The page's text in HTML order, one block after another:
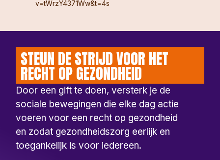
v=tWrzY4371Ww&t=4s
STEUN DE STRIJD VOOR HET
RECHT OP GEZONDHEID
Door een gift te doen, versterk je de
sociale bewegingen die elke dag actie
voeren voor een recht op gezondheid
en zodat gezondheidszorg eerlijk en
toegankelijk is voor iedereen.